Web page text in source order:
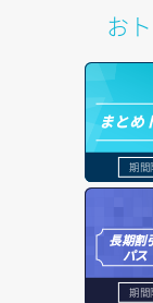
ポートデタッチ
ボリュームアタッチ
ボリュームデタッチ
ヘルスモニタ一覧取
ヘルスモニタ作成
ヘルスモニタ削除
ヘルスモニタ更新
ヘルスモニタ詳細
オブジェクトダウン
オブジェクトバー
オブジェクト一覧
オブジェクト削除
オブジェクト削除
ドメイン情報登録
ドメイン詳細取得
レコード一覧取得
レコード作成
お
まとめ
期間
長期割
パス
期間